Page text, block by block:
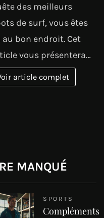
des meilleurs
de surf, vous êtes
au bon endroit. Cet
vous présentera…
article complet
MANQUÉ
SPORTS
Compléments